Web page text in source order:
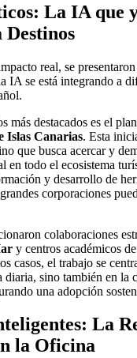
La IA que
real, se
IA se está integrando a
más destacados es el
Islas Canarias. Esta
que busca acercar y
en todo el ecosistema
y desarrollo de
corporaciones
colaboraciones
y centros académicos
casos, el trabajo se
diaria, sino también en la
una adopción
La
la Oficina